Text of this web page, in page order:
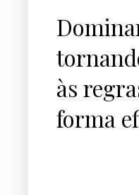
às
forma